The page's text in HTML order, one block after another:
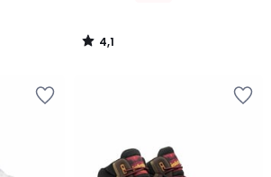
4,1
/